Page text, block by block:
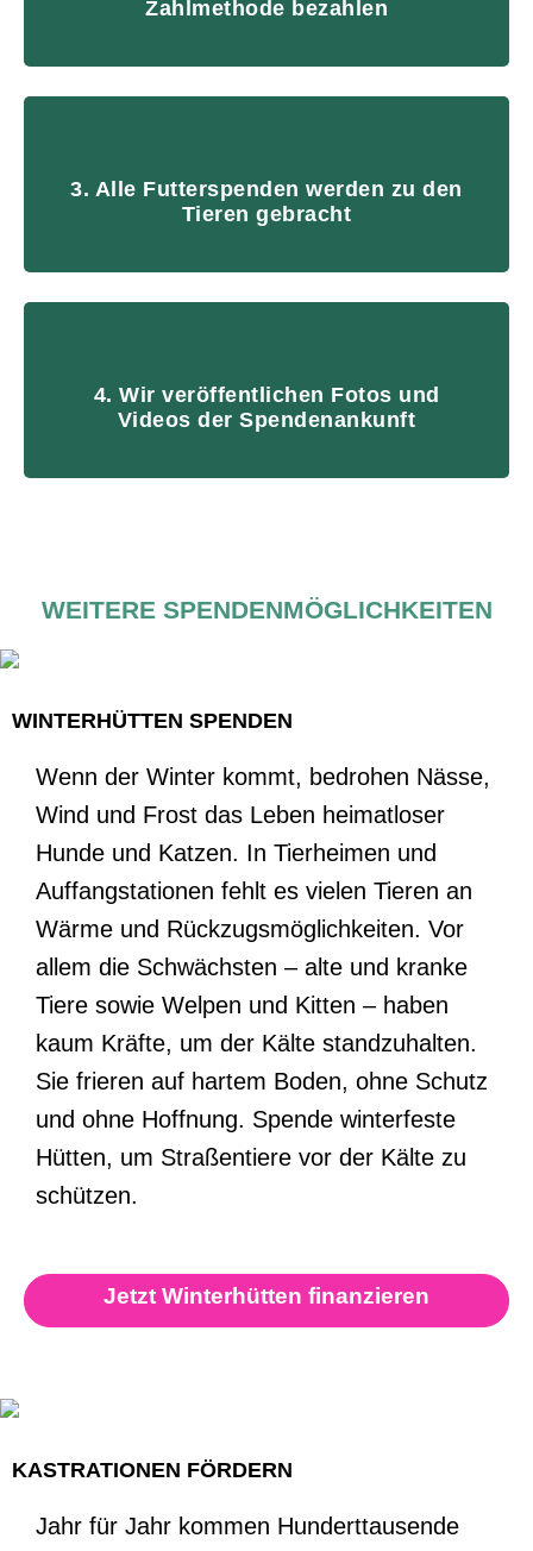
Zahlmethode bezahlen
3. Alle Futterspenden werden zu den
Tieren gebracht
4. Wir veröffentlichen Fotos und
Videos der Spendenankunft
WEITERE SPENDENMÖGLICHKEITEN
WINTERHÜTTEN SPENDEN
Wenn der Winter kommt, bedrohen Nässe,
Wind und Frost das Leben heimatloser
Hunde und Katzen. In Tierheimen und
Auffangstationen fehlt es vielen Tieren an
Wärme und Rückzugsmöglichkeiten. Vor
allem die Schwächsten – alte und kranke
Tiere sowie Welpen und Kitten – haben
kaum Kräfte, um der Kälte standzuhalten.
Sie frieren auf hartem Boden, ohne Schutz
und ohne Hoffnung. Spende winterfeste
Hütten, um Straßentiere vor der Kälte zu
schützen.
Jetzt Winterhütten finanzieren
KASTRATIONEN FÖRDERN
Jahr für Jahr kommen Hunderttausende